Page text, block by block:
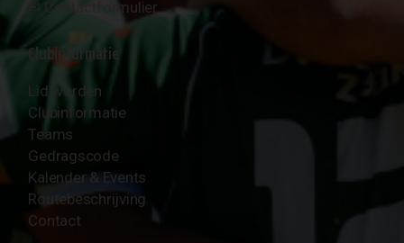
✉︎ Contactformulier
Clubinformatie
Lid worden
Clubinformatie
Teams
Gedragscode
Kalender & Events
Routebeschrijving
Contact